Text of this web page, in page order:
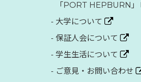
「PORT HEPBURN」
- 大学について
- 保証人会について
- 学生生活について
- ご意見・お問い合わせ